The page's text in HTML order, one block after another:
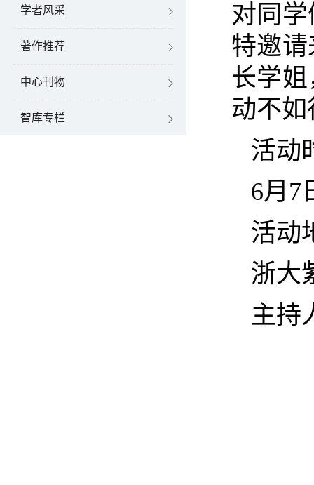
学者风采
著作推荐
中心刊物
智库专栏
对同
特邀
长学
动不
活动
6月 7
活动
浙大
主持